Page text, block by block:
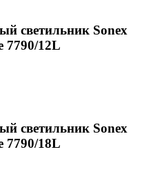
светильник Sonex
7790/12L
светильник Sonex
7790/18L